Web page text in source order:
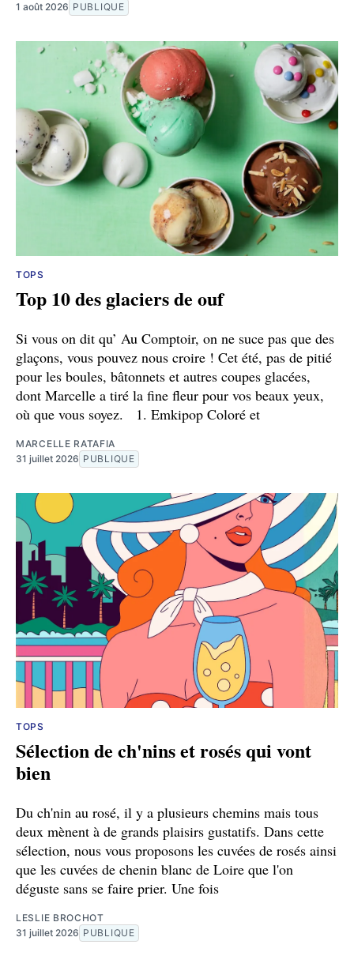
1 août 2026 PUBLIQUE
TOPS
Top 10 des glaciers de ouf
Si vous on dit qu’ Au Comptoir, on ne suce pas que des
glaçons, vous pouvez nous croire ! Cet été, pas de pitié
pour les boules, bâtonnets et autres coupes glacées,
dont Marcelle a tiré la fine fleur pour vos beaux yeux,
où que vous soyez. 1. Emkipop Coloré et
MARCELLE RATAFIA
31 juillet 2026 PUBLIQUE
TOPS
Sélection de ch'nins et rosés qui vont
bien
Du ch'nin au rosé, il y a plusieurs chemins mais tous
deux mènent à de grands plaisirs gustatifs. Dans cette
sélection, nous vous proposons les cuvées de rosés ainsi
que les cuvées de chenin blanc de Loire que l'on
déguste sans se faire prier. Une fois
LESLIE BROCHOT
31 juillet 2026 PUBLIQUE